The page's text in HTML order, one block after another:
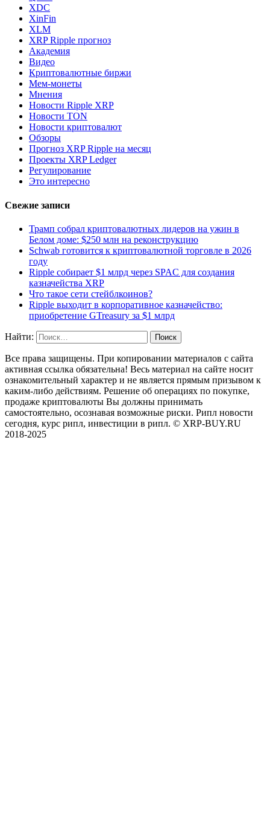
XDC
XinFin
XLM
XRP Ripple прогноз
Академия
Видео
Криптовалютные биржи
Мем-монеты
Мнения
Новости Ripple XRP
Новости TON
Новости криптовалют
Обзоры
Прогноз XRP Ripple на месяц
Проекты XRP Ledger
Регулирование
Это интересно
Свежие записи
Трамп собрал криптовалютных лидеров на ужин в
Белом доме: $250 млн на реконструкцию
Schwab готовится к криптовалютной торговле в 2026
году
Ripple собирает $1 млрд через SPAC для создания
казначейства XRP
Что такое сети стейблкоинов?
Ripple выходит в корпоративное казначейство:
приобретение GTreasury за $1 млрд
Найти:
Все права защищены. При копировании материалов с сайта
активная ссылка обязательна! Весь материал на сайте носит
ознакомительный характер и не является прямым призывом к
каким-либо действиям. Решение об операциях по покупке,
продаже криптовалюты Вы должны принимать
самостоятельно, осознавая возможные риски. Рипл новости
сегодня, курс рипл, инвестиции в рипл. © XRP-BUY.RU
2018-2025